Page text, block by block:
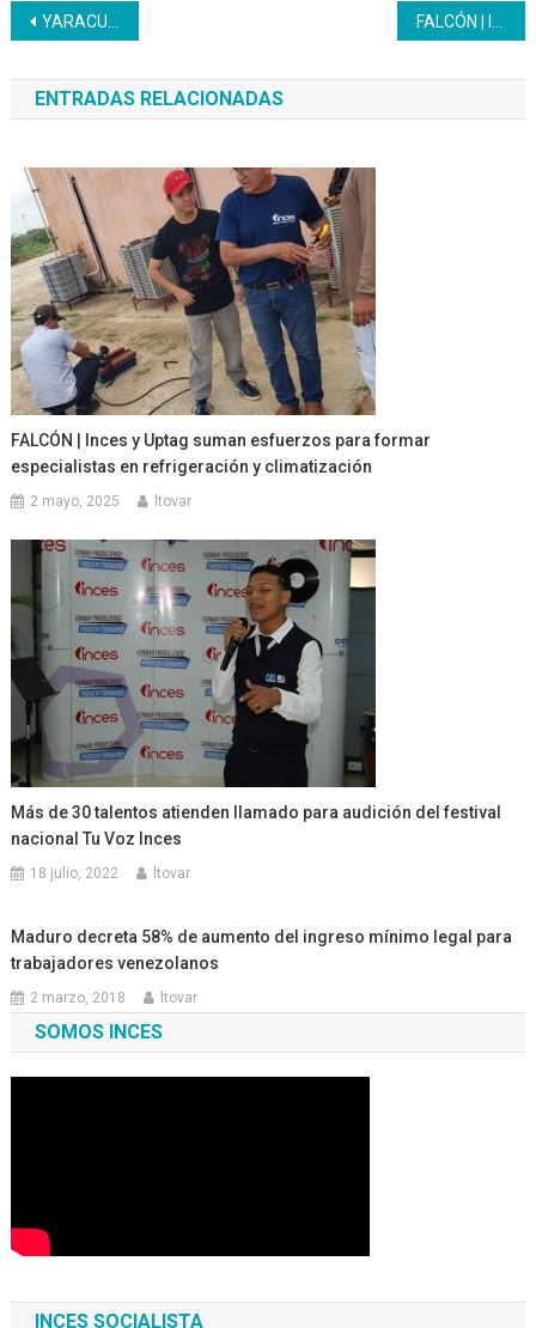
Navegación
de
entradas
YARACUY | Aprendices de la ocupación Electromecánica Industrial culminan primera fase formativa
ENTRADAS RELACIONADAS
FALCÓN | Inces y Uptag suman esfuerzos para formar
especialistas en refrigeración y climatización
2 mayo, 2025 ltovar
Más de 30 talentos atienden llamado para audición del festival
nacional Tu Voz Inces
18 julio, 2022 ltovar
Maduro decreta 58% de aumento del ingreso mínimo legal para
trabajadores venezolanos
2 marzo, 2018 ltovar
SOMOS INCES
INCES SOCIALISTA